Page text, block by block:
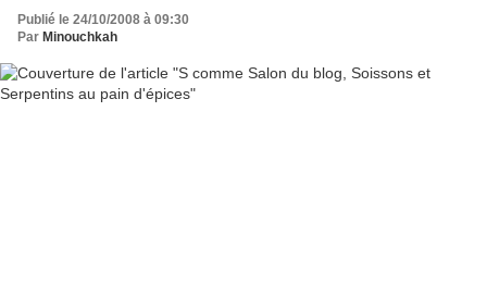
Publié le 24/10/2008 à 09:30
Par Minouchkah